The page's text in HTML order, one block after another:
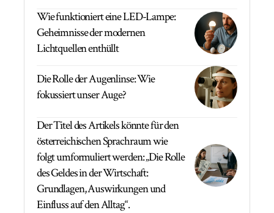
Wie funktioniert eine LED-Lampe:
Geheimnisse der modernen
Lichtquellen enthüllt
Die Rolle der Augenlinse: Wie
fokussiert unser Auge?
Der Titel des Artikels könnte für den
österreichischen Sprachraum wie
folgt umformuliert werden: „Die Rolle
des Geldes in der Wirtschaft:
Grundlagen, Auswirkungen und
Einfluss auf den Alltag“.